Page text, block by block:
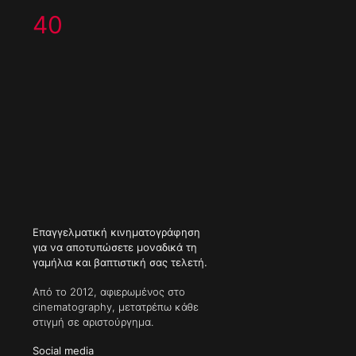
40
Επαγγελματική κινηματογράφηση
για να αποτυπώσετε μοναδικά τη
γαμήλια και βαπτιστική σας τελετή.
Από το 2012, αφιερωμένος στο
cinematography, μετατρέπω κάθε
στιγμή σε αριστούργημα.
Social media